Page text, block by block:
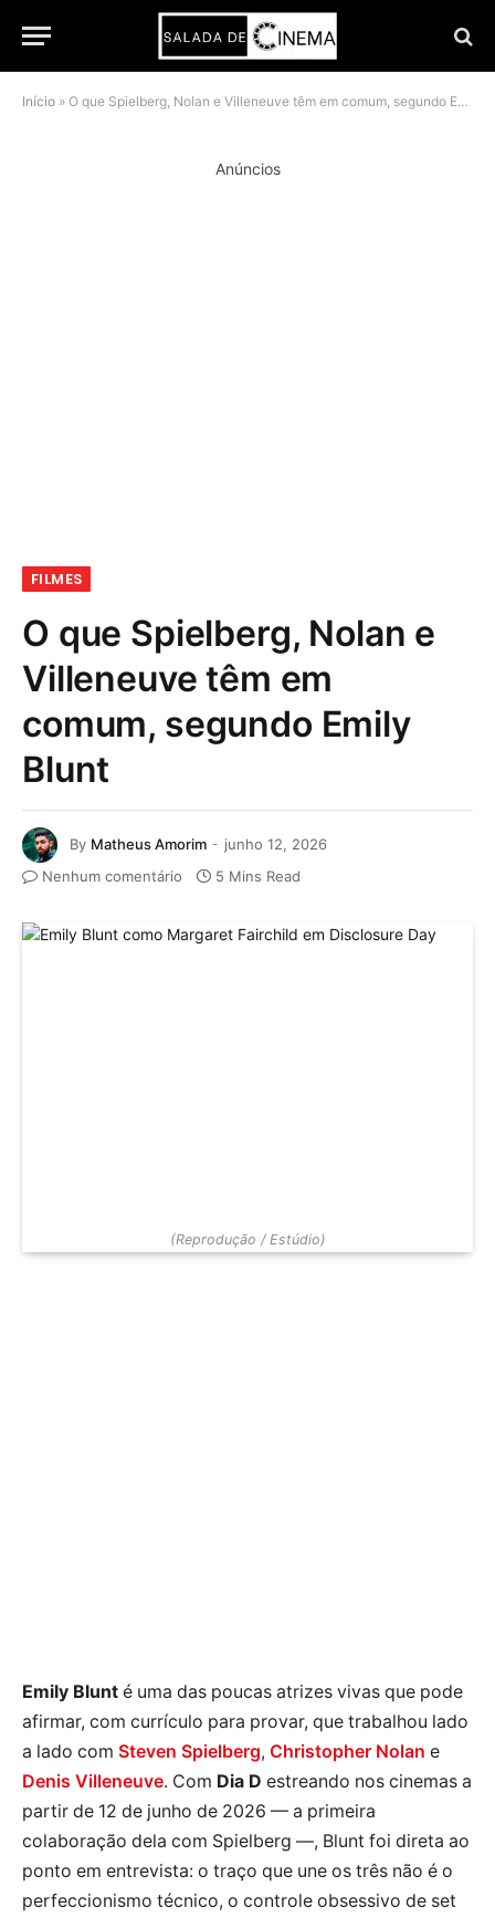
Início » O que Spielberg, Nolan e Villeneuve têm em comum, segundo Emily Blunt
Anúncios
FILMES
O que Spielberg, Nolan e
Villeneuve têm em
comum, segundo Emily
Blunt
By Matheus Amorim
junho 12, 2026
Nenhum comentário
5 Mins Read
(Reprodução / Estúdio)
Emily Blunt é uma das poucas atrizes vivas que pode
afirmar, com currículo para provar, que trabalhou lado
a lado com Steven Spielberg, Christopher Nolan e
Denis Villeneuve. Com Dia D estreando nos cinemas a
partir de 12 de junho de 2026 — a primeira
colaboração dela com Spielberg —, Blunt foi direta ao
ponto em entrevista: o traço que une os três não é o
perfeccionismo técnico, o controle obsessivo de set